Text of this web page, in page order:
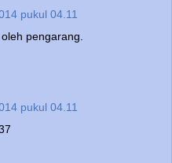
pukul 04.11
pengarang.
pukul 04.11